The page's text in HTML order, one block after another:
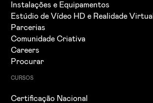
Instalações e Equipamentos
Estúdio de Vídeo HD e Realidade Virtual
Parcerias
Comunidade Criativa
Careers
Procurar
CURSOS
Certificação Nacional